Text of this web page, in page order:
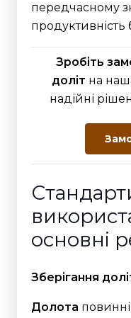
передчасному
продуктивність
Зробіть
доліт на
надійні
основні
Зберігання
Долота повинні